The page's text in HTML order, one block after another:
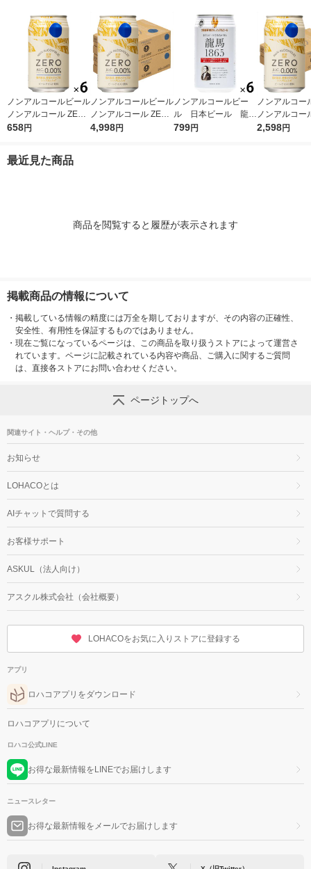
ノンアルコールビール
ノンアルコール ZERO
350ml 1セット(6本)
コ限定】 オリジナル
658円
ノンアルコールビール
ノンアルコール ZERO
缶 350ml 2ケース（4
4,998円
ノンアルコールビー
ル 日本ビール 龍馬
1865 350ml 1パッ
799円
ノンアルコー
ノンアルコー
缶 350ml 1ケ
2,598円
最近見た商品
商品を閲覧すると履歴が表示されます
掲載商品の情報について
・ 掲載している情報の精度には万全を期しておりますが、その内容の正確性、
安全性、有用性を保証するものではありません。
・ 現在ご覧になっているページは、この商品を取り扱うストアによって運営さ
れています。ページに記載されている内容や商品、ご購入に関するご質問
は、直接各ストアにお問い合わせください。
ページトップへ
関連サイト・ヘルプ・その他
お知らせ
LOHACOとは
AIチャットで質問する
お客様サポート
ASKUL（法人向け）
アスクル株式会社（会社概要）
LOHACOをお気に入りストアに登録する
アプリ
ロハコアプリをダウンロード
ロハコアプリについて
ロハコ公式LINE
お得な最新情報をLINEでお届けします
ニュースレター
お得な最新情報をメールでお届けします